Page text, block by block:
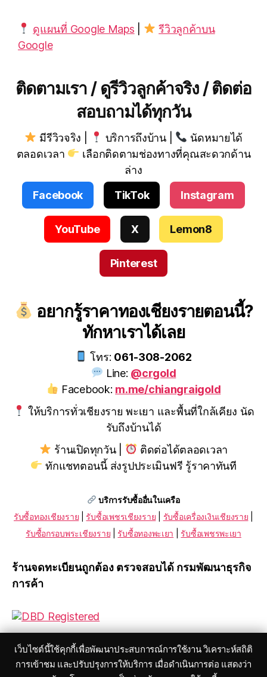
ดูแผนที่ Google Maps
รีวิวลูกค้าบน
Google
ติดตามเรา / ดูรีวิวลูกค้าจริง / ติดต่อ
สอบถามได้ทุกวัน
มีรีวิวจริง | บริการถึงบ้าน |
นัดหมายได้
ตลอดเวลา
เลือกติดตามช่องทางที่คุณสะดวกด้าน
ล่าง
Facebook
TikTok Instagram
YouTube X Lemon8
Pinterest
อยากรู้ราคาทองเชียงรายตอนนี้?
ทักหาเราได้เลย
โทร: 061-308-2062
Line: @crgold
Facebook: m.me/chiangraigold
ให้บริการทั่วเชียงราย พะเยา และพื้นที่ใกล้เคียง นัด
รับถึงบ้านได้
ร้านเปิดทุกวัน |
ติดต่อได้ตลอดเวลา
ทักแชทตอนนี้ ส่งรูปประเมินฟรี รู้ราคาทันที
บริการรับซื้ออื่นในเครือ
รับซื้อทองเชียงราย
รับซื้อเพชรเชียงราย รับซื้อเครื่องเงินเชียงราย
รับซื้อกรอบพระเชียงราย
รับซื้อทองพะเยา รับซื้อเพชรพะเยา
ร้านจดทะเบียนถูกต้อง ตรวจสอบได้ กรมพัฒนาธุรกิจ
การค้า
เว็บไซต์นี้ใช้คุกกี้เพื่อพัฒนาประสบการณ์การใช้งาน วิเคราะห์สถิติ
การเข้าชม และปรับปรุงการให้บริการ เมื่อดำเนินการต่อ แสดงว่า